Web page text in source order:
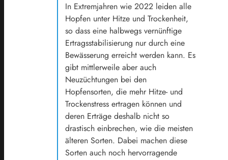
In Extremjahren wie 2022 leiden alle
Hopfen unter Hitze und Trockenheit,
so dass eine halbwegs vernünftige
Ertragsstabilisierung nur durch eine
Bewässerung erreicht werden kann. Es
gibt mittlerweile aber auch
Neuzüchtungen bei den
Hopfensorten, die mehr Hitze- und
Trockenstress ertragen können und
deren Erträge deshalb nicht so
drastisch einbrechen, wie die meisten
älteren Sorten. Dabei machen diese
Sorten auch noch hervorragende